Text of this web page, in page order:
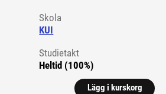
Skola
KUI
Studietakt
Heltid (100%)
Lägg i kurskorg